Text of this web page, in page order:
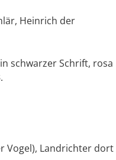
Heinrich der
schwarzer Schrift, rosa
Vogel), Landrichter dort